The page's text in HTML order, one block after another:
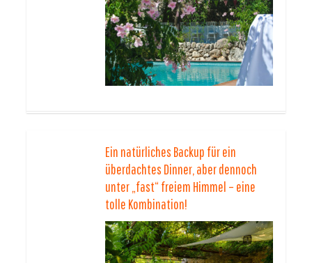
Ein natürliches Backup für ein
überdachtes Dinner, aber dennoch
unter „fast“ freiem Himmel – eine
tolle Kombination!